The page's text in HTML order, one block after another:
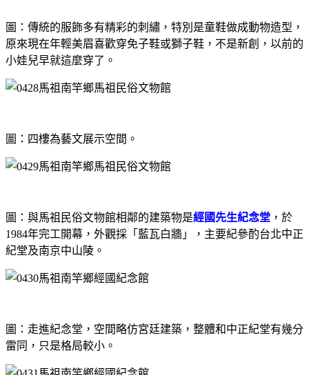
圖：傳統的服飾多有精彩的刺繡，特別是童鞋做成動物造型，
原來現在年輕美眉喜歡穿免子鞋或獅子鞋，不是新創，以前的
小娃兒早就這麼穿了。
圖：四樓為藝文展示空間。
圖：與馬祖民俗文物館相鄰的建築物是經國先生紀念堂 ，於
1984年完工開幕，外觀採「藍瓦白牆」，主要紀參酌台北中正
紀堂及南京中山陵。
圖：走進紀念堂，空間略仿宮廷建築，整體和中正紀堂有幾分
雷同，只是格局較小。